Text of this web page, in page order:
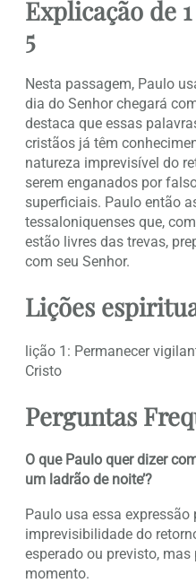
Explicação de
5
Nesta passagem, Paulo
dia do Senhor chegará
destaca que essas
cristãos já têm
natureza imprevisível do
serem enganados por
superficiais. Paulo então
tessaloniquenses que,
estão livres das trevas,
com seu Senhor.
Lições
lição 1: Permanecer
Cristo
Perguntas
O que Paulo quer dizer
um ladrão de noite’?
Paulo usa essa
imprevisibilidade do
esperado ou previsto,
momento.